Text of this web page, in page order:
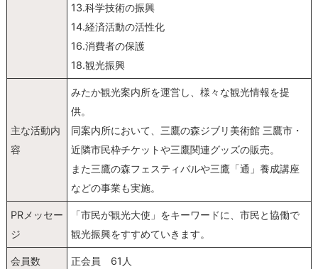
13.科学技術の振興
14.経済活動の活性化
16.消費者の保護
18.観光振興
主な活動内
容
みたか観光案内所を運営し、様々な観光情報を提
供。
同案内所において、三鷹の森ジブリ美術館 三鷹市・
近隣市民枠チケットや三鷹関連グッズの販売。
また三鷹の森フェスティバルや三鷹「通」養成講座
などの事業も実施。
PRメッセー
ジ
「市民が観光大使」をキーワードに、市民と協働で
観光振興をすすめていきます。
会員数 正会員 61人